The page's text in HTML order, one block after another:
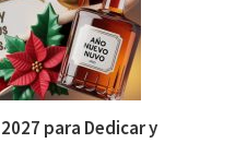
para Dedicar y